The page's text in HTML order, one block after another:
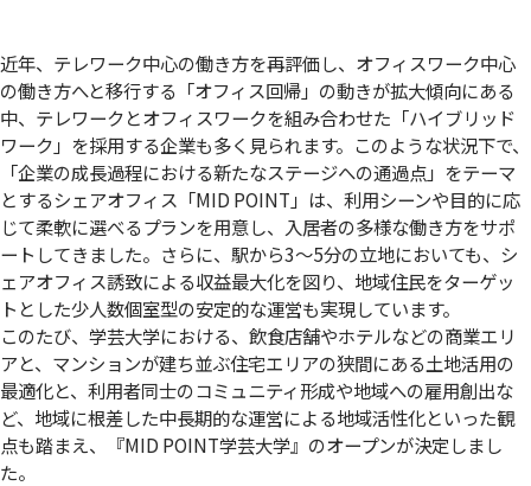
近年、テレワーク中心の働き方を再評価し、オフィスワーク中心
の働き方へと移行する「オフィス回帰」の動きが拡大傾向にある
中、テレワークとオフィスワークを組み合わせた「ハイブリッド
ワーク」を採用する企業も多く見られます。このような状況下で、
「企業の成長過程における新たなステージへの通過点」をテーマ
とするシェアオフィス「MID POINT」は、利用シーンや目的に応
じて柔軟に選べるプランを用意し、入居者の多様な働き方をサポ
ートしてきました。さらに、駅から3～5分の立地においても、シ
ェアオフィス誘致による収益最大化を図り、地域住民をターゲッ
トとした少人数個室型の安定的な運営も実現しています。
このたび、学芸大学における、飲食店舗やホテルなどの商業エリ
アと、マンションが建ち並ぶ住宅エリアの狭間にある土地活用の
最適化と、利用者同士のコミュニティ形成や地域への雇用創出な
ど、地域に根差した中長期的な運営による地域活性化といった観
点も踏まえ、『MID POINT学芸大学』のオープンが決定しまし
た。